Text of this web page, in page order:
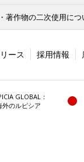
著作物の二次使用につ
ース 採用情報
GLOBAL：
外のルピシア